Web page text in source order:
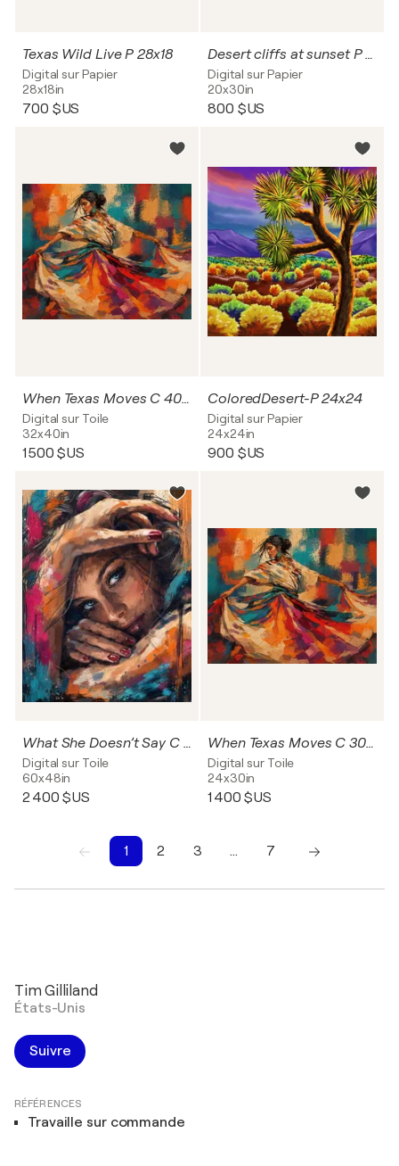
Texas Wild Live P 28x18
Digital sur Papier
28x18in
700 $US
Desert cliffs at sunset P 30x20
Digital sur Papier
20x30in
800 $US
When Texas Moves C 40x32
Digital sur Toile
32x40in
1 500 $US
ColoredDesert-P 24x24
Digital sur Papier
24x24in
900 $US
What She Doesn’t Say C 48x60
Digital sur Toile
60x48in
2 400 $US
When Texas Moves C 30x24
Digital sur Toile
24x30in
1 400 $US
1 2 3 …
7
Tim Gilliland
États-Unis
Suivre
RÉFÉRENCES
Travaille sur commande